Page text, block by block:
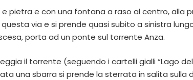
pietra e con una fontana a raso al centro, alla
via e si prende quasi subito a sinistra
porta ad un ponte sul torrente Anza.
il torrente (seguendo i cartelli gialli “Lago
una sbarra si prende la sterrata in salita sulla